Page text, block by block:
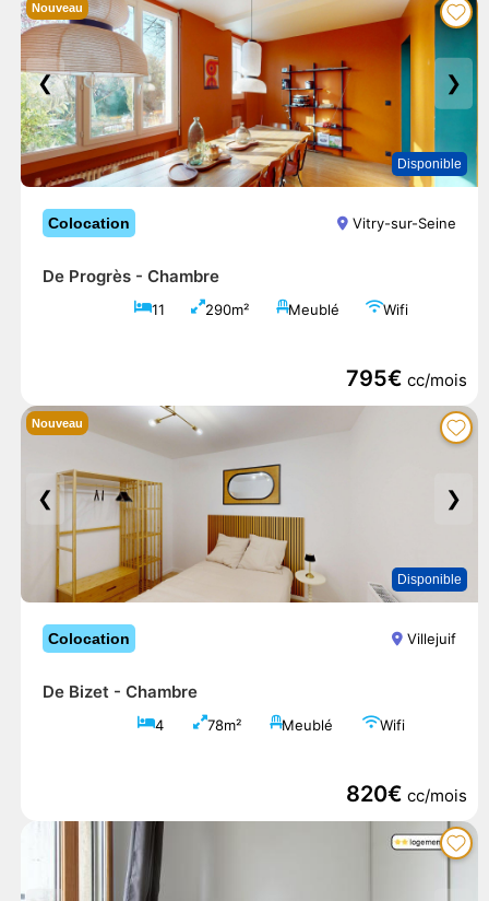
❮ ❯
Disponible
Nouveau
Colocation Vitry-sur-Seine
De Progrès - Chambre
11 290m² Meublé Wifi
795€ cc/mois
❮ ❯
Disponible
Nouveau
Colocation Villejuif
De Bizet - Chambre
4 78m² Meublé Wifi
820€ cc/mois